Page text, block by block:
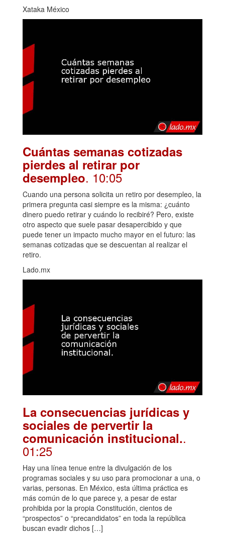
Xataka México
Cuántas semanas cotizadas
pierdes al retirar por
desempleo. 10:05
Cuando una persona solicita un retiro por desempleo, la
primera pregunta casi siempre es la misma: ¿cuánto
dinero puedo retirar y cuándo lo recibiré? Pero, existe
otro aspecto que suele pasar desapercibido y que
puede tener un impacto mucho mayor en el futuro: las
semanas cotizadas que se descuentan al realizar el
retiro.
Lado.mx
La consecuencias jurídicas y
sociales de pervertir la
comunicación institucional..
01:25
Hay una línea tenue entre la divulgación de los
programas sociales y su uso para promocionar a una, o
varias, personas. En México, esta última práctica es
más común de lo que parece y, a pesar de estar
prohibida por la propia Constitución, cientos de
“prospectos” o “precandidatos” en toda la república
buscan evadir dichos […]